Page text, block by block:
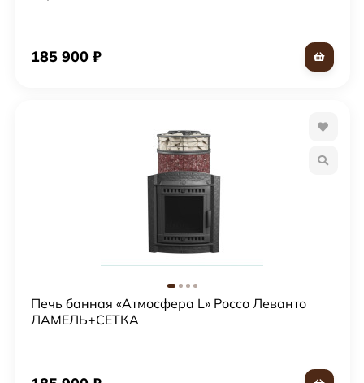
185 900 ₽
Печь банная «Атмосфера L» Россо Леванто
ЛАМЕЛЬ+СЕТКА